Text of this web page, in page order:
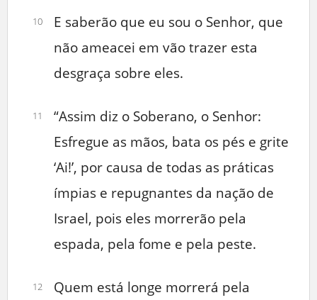
10
E saberão que eu sou o Senhor, que
não ameacei em vão trazer esta
desgraça sobre eles.
11
“Assim diz o Soberano, o Senhor:
Esfregue as mãos, bata os pés e grite
‘Ai!’, por causa de todas as práticas
ímpias e repugnantes da nação de
Israel, pois eles morrerão pela
espada, pela fome e pela peste.
12
Quem está longe morrerá pela